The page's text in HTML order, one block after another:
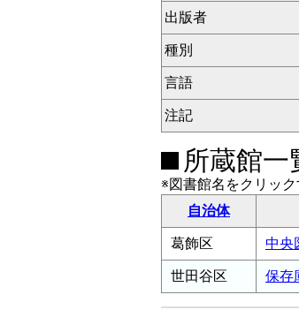
出版者
種別
言語
注記
所蔵館一
※図書館名をクリッ
自治体
葛飾区 中央
世田谷区 保存